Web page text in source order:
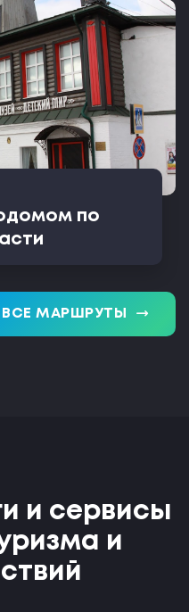
по
ВСЕ МАРШРУТЫ trending_flat
и сервисы
и